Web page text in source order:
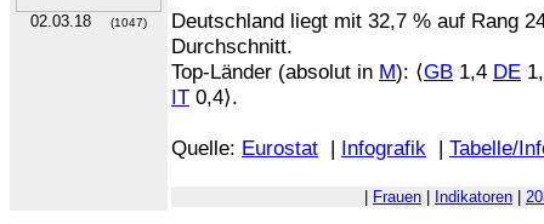
02.03.18 (1047)
Deutschland liegt mit 32,7 % auf Rang
Durchschnitt.
Top-Länder (absolut in M): ⟨GB 1,4 DE
IT 0,4⟩.
Quelle: Eurostat | Infografik | Tabelle/
Frauen Indikatoren